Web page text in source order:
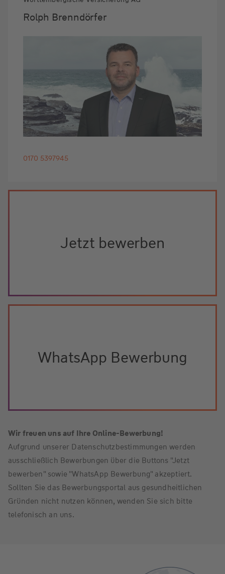
Rolph Brenndörfer
0170 5397945
Jetzt bewerben
WhatsApp Bewerbung
Wir freuen uns auf Ihre Online-Bewerbung!
Aufgrund unserer Datenschutzbestimmungen werden
ausschließlich Bewerbungen über die Buttons "Jetzt
bewerben" sowie "WhatsApp Bewerbung" akzeptiert.
Sollten Sie das Bewerbungsportal aus gesundheitlichen
Gründen nicht nutzen können, wenden Sie sich bitte
telefonisch an uns.